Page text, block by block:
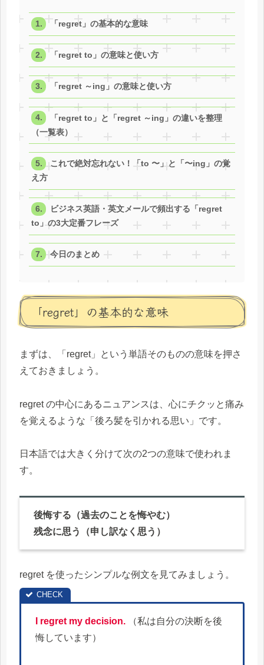
「regret」の基本的な意味
「regret to」の意味と使い方
「regret ～ing」の意味と使い方
「regret to」と「regret ～ing」の違いを整理
（一覧表）
これで絶対忘れない！「to 〜」と「〜ing」の覚
え方
ビジネス英語・英文メールで頻出する「regret
to」の3大定番フレーズ
今日のまとめ
「regret」の基本的な意味
まずは、「regret」という単語そのものの意味を押さ
えておきましょう。
regret の中心にあるニュアンスは、心にチクッと痛み
を覚えるような「後ろ髪を引かれる思い」です。
日本語では大きく分けて次の2つの意味で使われま
す。
後悔する（過去のことを悔やむ）
残念に思う（申し訳なく思う）
regret を使ったシンプルな例文を見てみましょう。
I regret my decision.
（私は自分の決断を後
悔しています）